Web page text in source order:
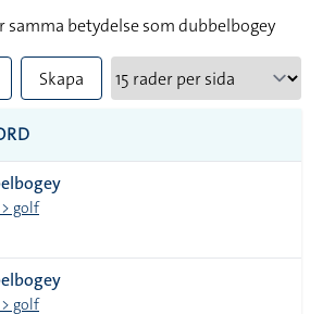
samma betydelse som dubbelbogey
Skapa
golf
golf